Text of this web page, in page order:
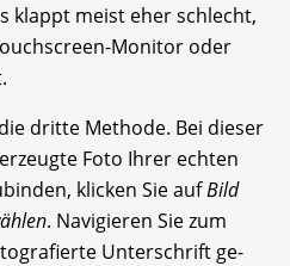
klappt meist eher schlecht,
Monitor oder
dritte Methode. Bei dieser
Foto Ihrer echten
klicken Sie aufBild
. Navigieren Sie zum
Unterschrift ge­